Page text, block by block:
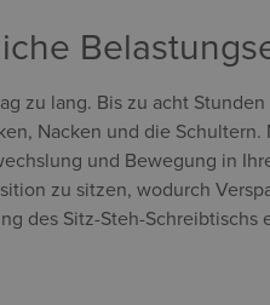
zu lang. Bis zu acht
Nacken und die
und Bewegung in
zu sitzen, wodurch
des Sitz-Steh-Schreibtischs